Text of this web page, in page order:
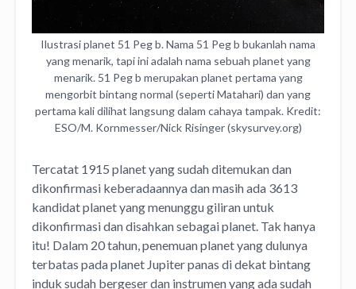
Ilustrasi planet 51 Peg b. Nama 51 Peg b bukanlah nama
yang menarik, tapi ini adalah nama sebuah planet yang
menarik. 51 Peg b merupakan planet pertama yang
mengorbit bintang normal (seperti Matahari) dan yang
pertama kali dilihat langsung dalam cahaya tampak. Kredit:
ESO/M. Kornmesser/Nick Risinger (skysurvey.org)
Tercatat 1915 planet yang sudah ditemukan dan
dikonfirmasi keberadaannya dan masih ada 3613
kandidat planet yang menunggu giliran untuk
dikonfirmasi dan disahkan sebagai planet. Tak hanya
itu! Dalam 20 tahun, penemuan planet yang dulunya
terbatas pada planet Jupiter panas di dekat bintang
induk sudah bergeser dan instrumen yang ada sudah